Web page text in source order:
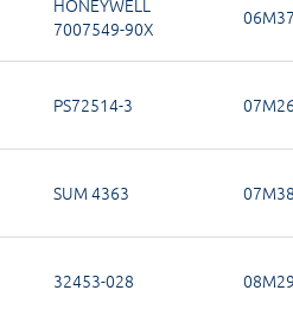
HONEYWELL
7007549-90X
PS72514-3
SUM 4363
32453-028